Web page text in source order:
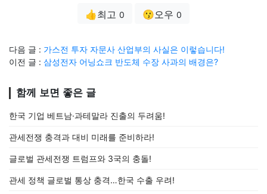
👍최고 0 😗오우 0
다음 글 : 가스전 투자 자문사 산업부의 사실은 이렇습니다!
이전 글 : 삼성전자 어닝쇼크 반도체 수장 사과의 배경은?
함께 보면 좋은 글
한국 기업 베트남·과테말라 진출의 두려움!
관세전쟁 충격과 대비 미래를 준비하라!
글로벌 관세전쟁 트럼프와 3국의 충돌!
관세 정책 글로벌 통상 충격…한국 수출 우려!